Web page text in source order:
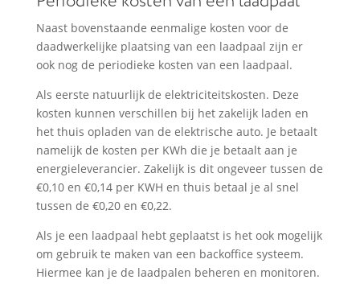
Naast bovenstaande eenmalige kosten voor de
daadwerkelijke plaatsing van een laadpaal zijn er
ook nog de periodieke kosten van een laadpaal.
Als eerste natuurlijk de elektriciteitskosten. Deze
kosten kunnen verschillen bij het zakelijk laden en
het thuis opladen van de elektrische auto. Je betaalt
namelijk de kosten per KWh die je betaalt aan je
energieleverancier. Zakelijk is dit ongeveer tussen de
€0,10 en €0,14 per KWH en thuis betaal je al snel
tussen de €0,20 en €0,22.
Als je een laadpaal hebt geplaatst is het ook mogelijk
om gebruik te maken van een backoffice systeem.
Hiermee kan je de laadpalen beheren en monitoren.